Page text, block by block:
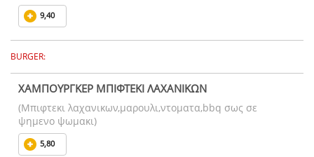
9,40
BURGER:
ΧΑΜΠΟΥΡΓΚΕΡ ΜΠΙΦΤΕΚΙ ΛΑΧΑΝΙΚΩΝ
(Μπιφτεκι λαχανικων,μαρουλι,ντοματα,bbq σως σε
ψημενο ψωμακι)
5,80